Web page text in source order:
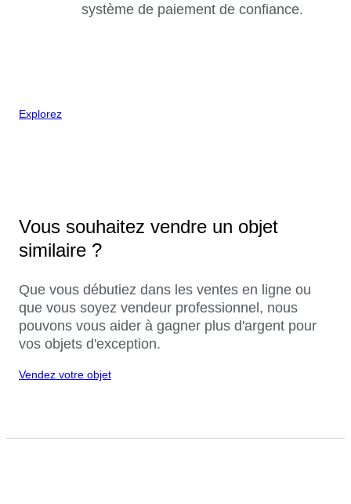
système de paiement de confiance.
Explorez
Vous souhaitez vendre un objet
similaire ?
Que vous débutiez dans les ventes en ligne ou
que vous soyez vendeur professionnel, nous
pouvons vous aider à gagner plus d'argent pour
vos objets d'exception.
Vendez votre objet